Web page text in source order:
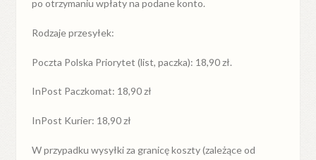
po otrzymaniu wpłaty na podane konto.
Rodzaje przesyłek:
Poczta Polska Priorytet (list, paczka): 18,90 zł.
InPost Paczkomat: 18,90 zł
InPost Kurier: 18,90 zł
W przypadkuwysyłkiza granicękoszty (zależące od